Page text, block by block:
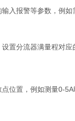
入报警等参数，例如
置分流器满量程对
位置，例如测量0-